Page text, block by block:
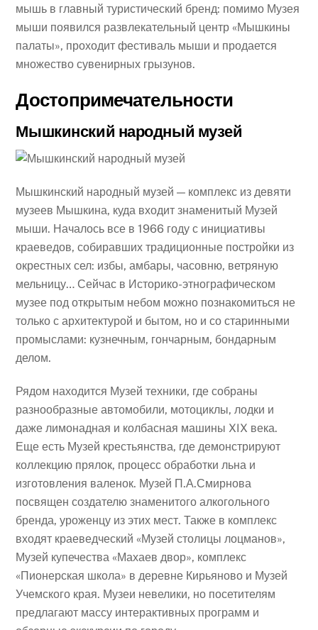
мышь в главный туристический бренд: помимо Музея
мыши появился развлекательный центр «Мышкины
палаты», проходит фестиваль мыши и продается
множество сувенирных грызунов.
Достопримечательности
Мышкинский народный музей
Мышкинский народный музей — комплекс из девяти
музеев Мышкина, куда входит знаменитый Музей
мыши. Началось все в 1966 году с инициативы
краеведов, собиравших традиционные постройки из
окрестных сел: избы, амбары, часовню, ветряную
мельницу… Сейчас в Историко-этнографическом
музее под открытым небом можно познакомиться не
только с архитектурой и бытом, но и со старинными
промыслами: кузнечным, гончарным, бондарным
делом.
Рядом находится Музей техники, где собраны
разнообразные автомобили, мотоциклы, лодки и
даже лимонадная и колбасная машины XIX века.
Еще есть Музей крестьянства, где демонстрируют
коллекцию прялок, процесс обработки льна и
изготовления валенок. Музей П.А.Смирнова
посвящен создателю знаменитого алкогольного
бренда, уроженцу из этих мест. Также в комплекс
входят краеведческий «Музей столицы лоцманов»,
Музей купечества «Махаев двор», комплекс
«Пионерская школа» в деревне Кирьяново и Музей
Учемского края. Музеи невелики, но посетителям
предлагают массу интерактивных программ и